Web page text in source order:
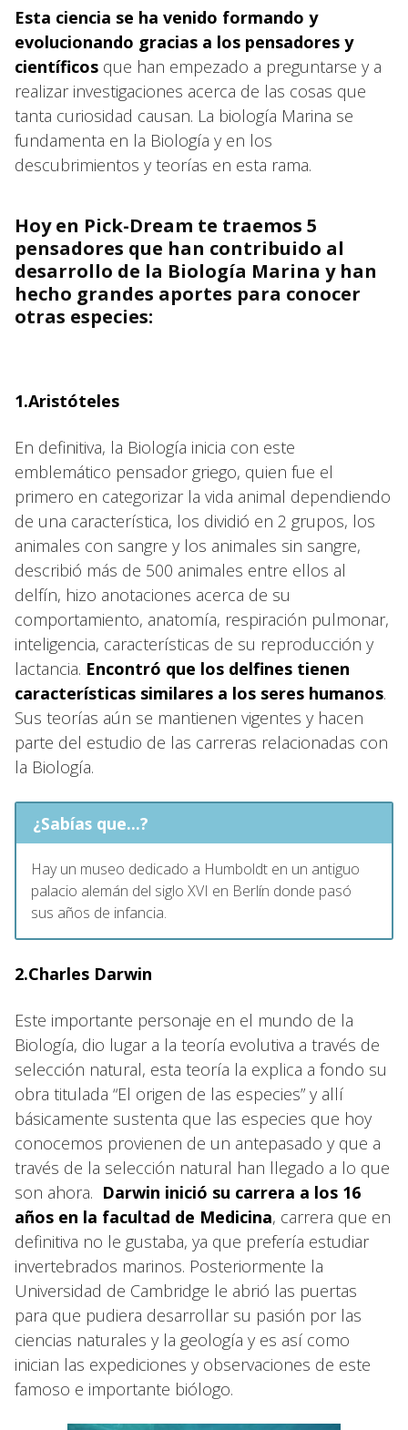
Esta ciencia se ha venido formando y
evolucionando gracias a los pensadores y
científicos que han empezado a preguntarse y a
realizar investigaciones acerca de las cosas que
tanta curiosidad causan. La biología Marina se
fundamenta en la Biología y en los
descubrimientos y teorías en esta rama.
Hoy en Pick-Dream te traemos 5
pensadores que han contribuido al
desarrollo de la Biología Marina y han
hecho grandes aportes para conocer
otras especies:
1.Aristóteles
En definitiva, la Biología inicia con este
emblemático pensador griego, quien fue el
primero en categorizar la vida animal dependiendo
de una característica, los dividió en 2 grupos, los
animales con sangre y los animales sin sangre,
describió más de 500 animales entre ellos al
delfín, hizo anotaciones acerca de su
comportamiento, anatomía, respiración pulmonar,
inteligencia, características de su reproducción y
lactancia. Encontró que los delfines tienen
características similares a los seres humanos.
Sus teorías aún se mantienen vigentes y hacen
parte del estudio de las carreras relacionadas con
la Biología.
¿Sabías que...?
Hay un museo dedicado a Humboldt en un antiguo
palacio alemán del siglo XVI en Berlín donde pasó
sus años de infancia.
2.Charles Darwin
Este importante personaje en el mundo de la
Biología, dio lugar a la teoría evolutiva a través de
selección natural, esta teoría la explica a fondo su
obra titulada “El origen de las especies” y allí
básicamente sustenta que las especies que hoy
conocemos provienen de un antepasado y que a
través de la selección natural han llegado a lo que
son ahora. Darwin inició su carrera a los 16
años en la facultad de Medicina, carrera que en
definitiva no le gustaba, ya que prefería estudiar
invertebrados marinos. Posteriormente la
Universidad de Cambridge le abrió las puertas
para que pudiera desarrollar su pasión por las
ciencias naturales y la geología y es así como
inician las expediciones y observaciones de este
famoso e importante biólogo.